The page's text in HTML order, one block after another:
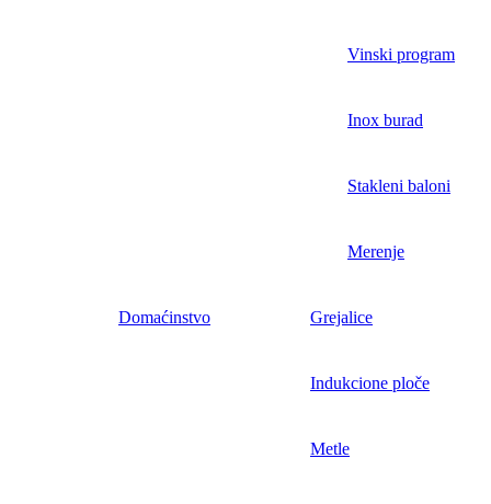
Vinski program
Inox burad
Stakleni baloni
Merenje
Domaćinstvo Grejalice
Indukcione ploče
Metle